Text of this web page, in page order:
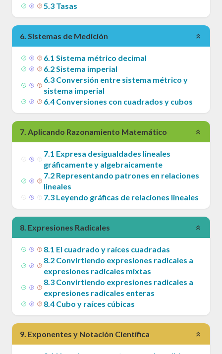
5.3 Tasas
6. Sistemas de Medición
6.1 Sistema métrico decimal
6.2Sistema imperial
6.3 Conversión entre sistema métrico y
sistema imperial
6.4 Conversiones con cuadrados y cubos
7. Aplicando Razonamiento Matemático
7.1 Expresa desigualdades lineales
gráficamente y algebraicamente
7.2 Representando patrones en relaciones
lineales
7.3 Leyendo gráficas de relaciones lineales
8. Expresiones Radicales
8.1 El cuadrado y raíces cuadradas
8.2 Convirtiendo expresiones radicales a
expresiones radicales mixtas
8.3 Convirtiendo expresiones radicales a
expresiones radicales enteras
8.4 Cubo y raíces cúbicas
9. Exponentes y Notación Científica